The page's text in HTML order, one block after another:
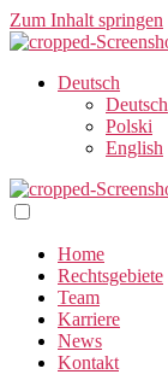
Zum Inhalt springen
Deutsch
Deutsch
Polski
English
Home
Rechtsgebiete
Team
Karriere
News
Kontakt